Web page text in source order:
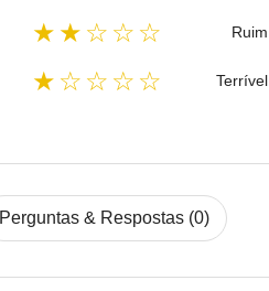
★★☆☆☆ Ruim
★☆☆☆☆ Terrível
Perguntas & Respostas (0)